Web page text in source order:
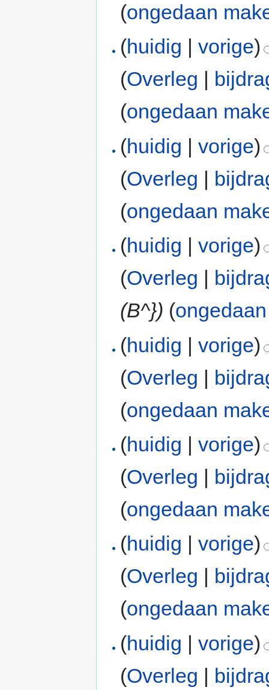
(ongedaan
(huidig |vorige)
(Overleg
(ongedaan
(huidig |vorige)
(Overleg |
(ongedaan
(huidig |vorige)
(Overleg |
(B^}) (
(huidig |vorige)
(Overleg |
(ongedaan
(huidig |vorige)
(Overleg |
(ongedaan
(huidig |vorige)
(Overleg
(ongedaan
(huidig |vorige)
(Overleg |